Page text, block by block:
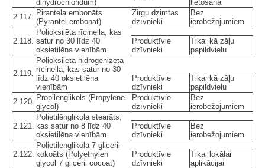
dihydrochloridum)
lietošanai
2.117.
Pirantela embonāts
(Pyrantel embonat)
Zirgu dzimtas
dzīvnieki
Bez
ierobežojumiem
2.118.
Polioksilēta rīcineļla, kas
satur no 30 līdz 40
oksietilēna vienībām
Produktīvie
dzīvnieki
Tikai kā zāļu
papildvielu
2.119.
Polioksilēta hidrogenizēta
rīcineļla, kas satur no 30
līdz 40 oksietilēna
vienībām
Produktīvie
dzīvnieki
Tikai kā zāļu
papildvielu
2.120. Propilēnglikols (Propylene
glycol)
Produktīvie
dzīvnieki
Bez
ierobežojumiem
2.121.
Polietilēnglikola stearāts,
kas satur no 8 līdz 40
oksietilēna vienībām
Produktīvie
dzīvnieki
Bez
ierobežojumiem
2.122.
Polietilēnglikola 7 gliceril-
kokoāts (Polyethylen
glycol 7 gliceril cocoat)
Produktīvie
dzīvnieki
Tikai lokālai
aplikācijai